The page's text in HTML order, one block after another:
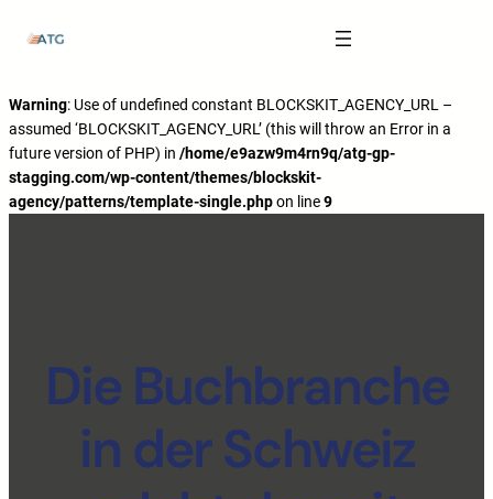
Carbohydrate Mouth Rinse -
https://pubmed.ncbi.nlm.nih.gov/
Journal ISSN -https://jissn.biomedcentral.com/
Best website for selling pharmaceuticals -https://
Exercise Physiology -https://en.wikipedia.org/wiki/Exercise_physiology
Warning: Use of undefined constant BLOCKSKIT_AGENCY_URL –
assumed ‘BLOCKSKIT_AGENCY_URL’ (this will throw an Error in a
future version of PHP) in /home/e9azw9m4rn9q/atg-gp-
stagging.com/wp-content/themes/blockskit-
agency/patterns/template-single.phpon line9
Die Buchbranche
in der Schweiz